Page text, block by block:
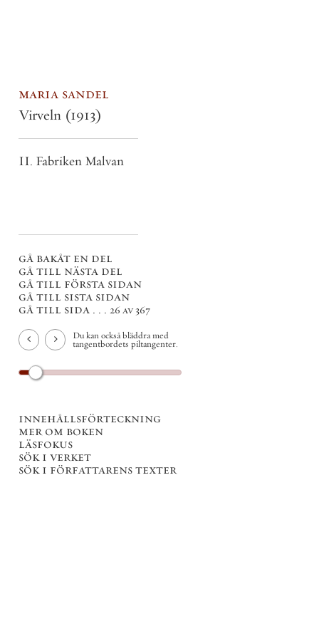
maria sandel
Virveln (1913)
II. Fabriken Malvan
gå bakåt en del
gå till nästa del
gå till första sidan
gå till sista sidan
gå till sida . . . 26 av 367
Du kan också bläddra med
tangentbordets piltangenter.
innehållsförteckning
mer om boken
läsfokus
sök i verket
sök i författarens texter